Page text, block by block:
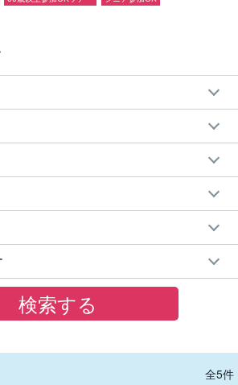
黒潮の海」大水槽の中で、優雅に泳ぐ全長
やナンヨウマンタやサメ、エイにも手が届
全5件